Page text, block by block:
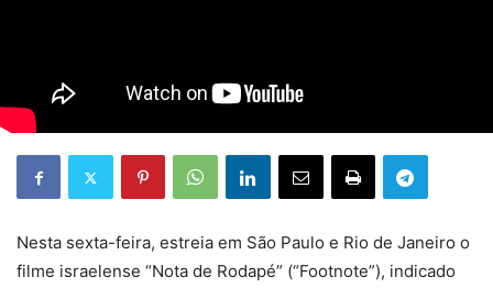
Nesta sexta-feira, estreia em São Paulo e Rio de Janeiro o
filme israelense “Nota de Rodapé” (“Footnote”), indicado